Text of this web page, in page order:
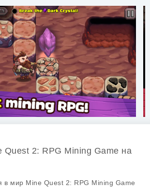
Quest 2: RPG Mining Game на
в мир Mine Quest 2: RPG Mining Game